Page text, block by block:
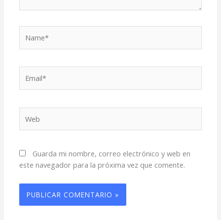
Guarda mi nombre, correo electrónico y web en
este navegador para la próxima vez que comente.